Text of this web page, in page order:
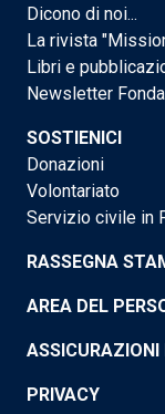
Dicono di noi...
La rivista
Libri e
Newsletter
SOSTIENICI
Donazioni
Volontariato
Servizio civile in
RASSEGNA
AREA DEL
ASSICURAZIONI
PRIVACY